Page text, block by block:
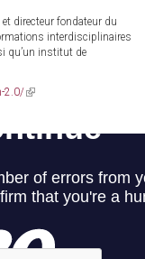
directeur fondateur du
interdisciplinaires
qu’un institut de
2.0/(link